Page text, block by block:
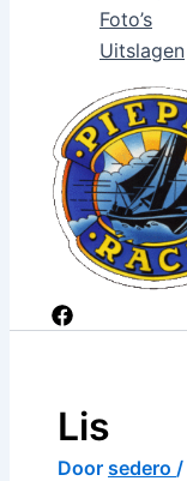
Foto’s
Uitslagen
Lis
Door sedero /